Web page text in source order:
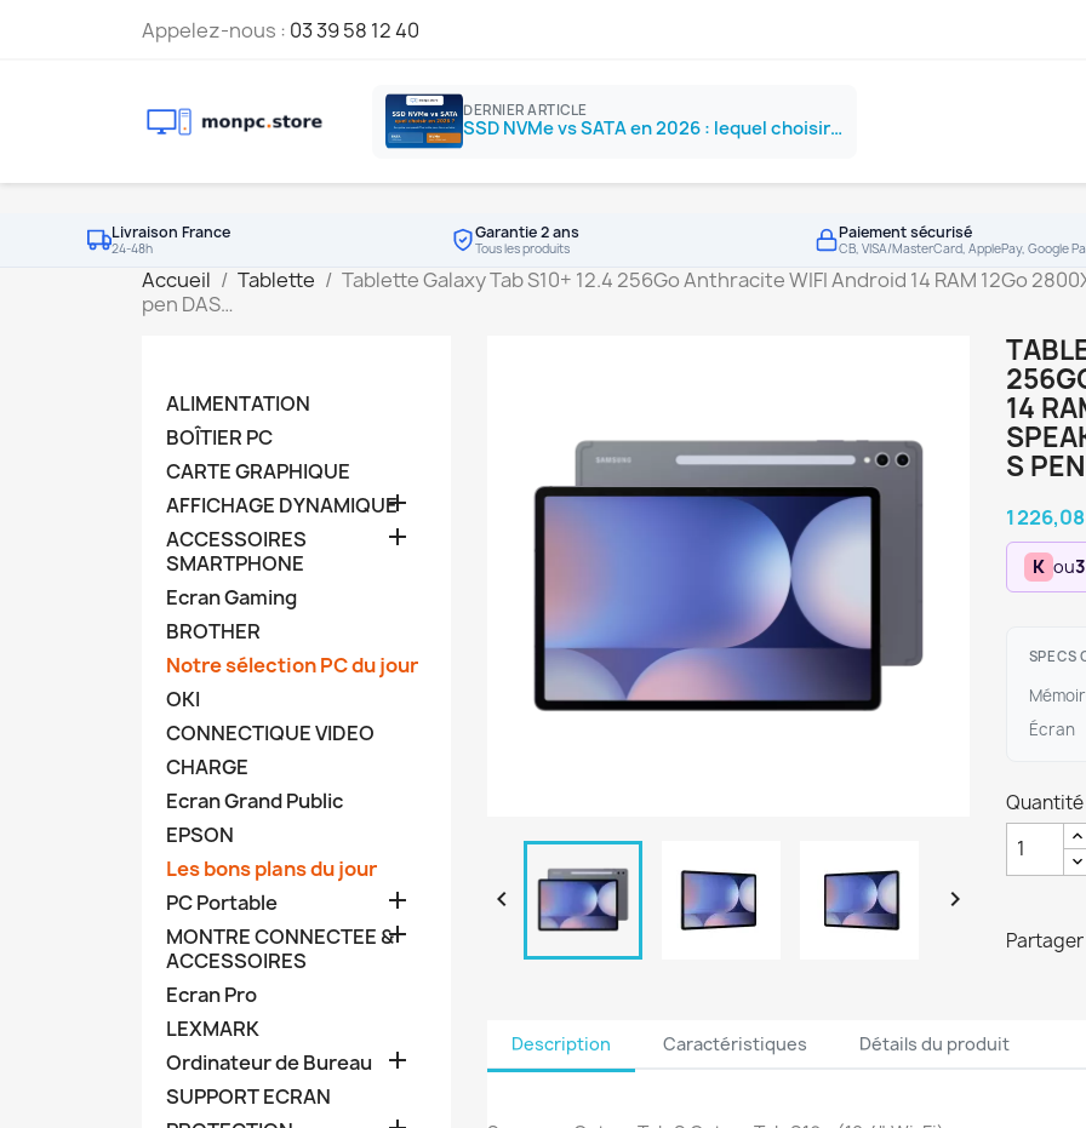
Appelez-nous : 03 39 58 12 40
DERNIER ARTICLE
SSD NVMe vs SATA en 2026 : lequel choisir ?
Livraison France
24-48h
Garantie 2 ans
Tous les produits
Paiement sécurisé
CB, VISA/MasterCard, ApplePay, Google
Accueil Tablette
Tablette Galaxy Tab S10+ 12.4 256Go Anthracite WIFI Android 14 RAM 12Go
pen DAS…
ALIMENTATION
BOÎTIER PC
CARTE GRAPHIQUE
AFFICHAGE DYNAMIQUE

ACCESSOIRES
SMARTPHONE

Ecran Gaming
BROTHER
Notre sélection PC du jour
OKI
CONNECTIQUE VIDEO
CHARGE
Ecran Grand Public
EPSON
Les bons plans du jour
PC Portable

MONTRE CONNECTEE &
ACCESSOIRES

Ecran Pro
LEXMARK
Ordinateur de Bureau

SUPPORT ECRAN
 
14
S
1
K ou
SPECS
Écran
Quantité
Partager
Description Caractéristiques Détails du produit